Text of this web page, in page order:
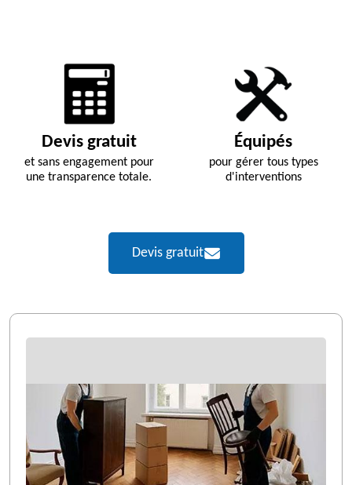
Devis gratuit
et sans engagement pour
une transparence totale.
Équipés
pour gérer tous types
d'interventions
Devis gratuit